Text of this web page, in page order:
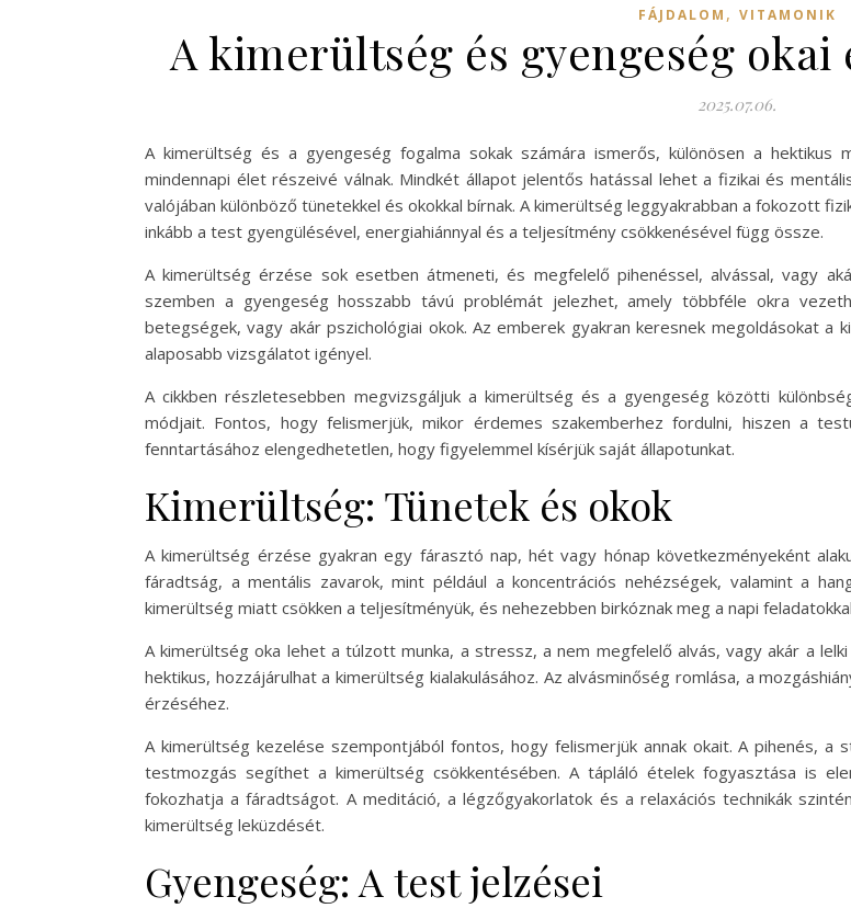
FÁJDALOM , VITAMONIK
A kimerültség és gyengeség okai
2025.07.06.
A kimerültség és a gyengeség fogalma sokak számára ismerős, különösen a hektikus
mindennapi élet részeivé válnak. Mindkét állapot jelentős hatással lehet a fizikai és
valójában különböző tünetekkel és okokkal bírnak. A kimerültség leggyakrabban a fokozott
inkább a test gyengülésével, energiahiánnyal és a teljesítmény csökkenésével függ össze.
A kimerültség érzése sok esetben átmeneti, és megfelelő pihenéssel, alvással, vagy
szemben a gyengeség hosszabb távú problémát jelezhet, amely többféle okra
betegségek, vagy akár pszichológiai okok. Az emberek gyakran keresnek megoldásokat
alaposabb vizsgálatot igényel.
A cikkben részletesebben megvizsgáljuk a kimerültség és a gyengeség közötti
módjait. Fontos, hogy felismerjük, mikor érdemes szakemberhez fordulni, hiszen a
fenntartásához elengedhetetlen, hogy figyelemmel kísérjük saját állapotunkat.
Kimerültség: Tünetek és okok
A kimerültség érzése gyakran egy fárasztó nap, hét vagy hónap következményeként
fáradtság, a mentális zavarok, mint például a koncentrációs nehézségek, valamint a
kimerültség miatt csökken a teljesítményük, és nehezebben birkóznak meg a napi
A kimerültség oka lehet a túlzott munka, a stressz, a nem megfelelő alvás, vagy akár a
hektikus, hozzájárulhat a kimerültség kialakulásához. Az alvásminőség romlása, a
érzéséhez.
A kimerültség kezelése szempontjából fontos, hogy felismerjük annak okait. A pihenés, a
testmozgás segíthet a kimerültség csökkentésében. A tápláló ételek fogyasztása is
fokozhatja a fáradtságot. A meditáció, a légzőgyakorlatok és a relaxációs technikák
kimerültség leküzdését.
Gyengeség: A test jelzései